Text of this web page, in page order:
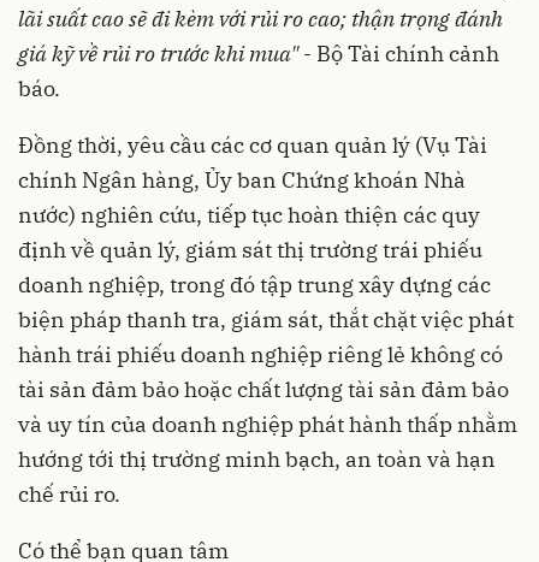
lãi suất cao sẽ đi kèm với rủi ro cao; thận trọng đánh
giá kỹ về rủi ro trước khi mua"- Bộ Tài chính cảnh
báo.
Đồng thời, yêu cầu các cơ quan quản lý (Vụ Tài
chính Ngân hàng, Ủy ban Chứng khoán Nhà
nước) nghiên cứu, tiếp tục hoàn thiện các quy
định về quản lý, giám sát thị trường trái phiếu
doanh nghiệp, trong đó tập trung xây dựng các
biện pháp thanh tra, giám sát, thắt chặt việc phát
hành trái phiếu doanh nghiệp riêng lẻ không có
tài sản đảm bảo hoặc chất lượng tài sản đảm bảo
và uy tín của doanh nghiệp phát hành thấp nhằm
hướng tới thị trường minh bạch, an toàn và hạn
chế rủi ro.
Có thể bạn quan tâm